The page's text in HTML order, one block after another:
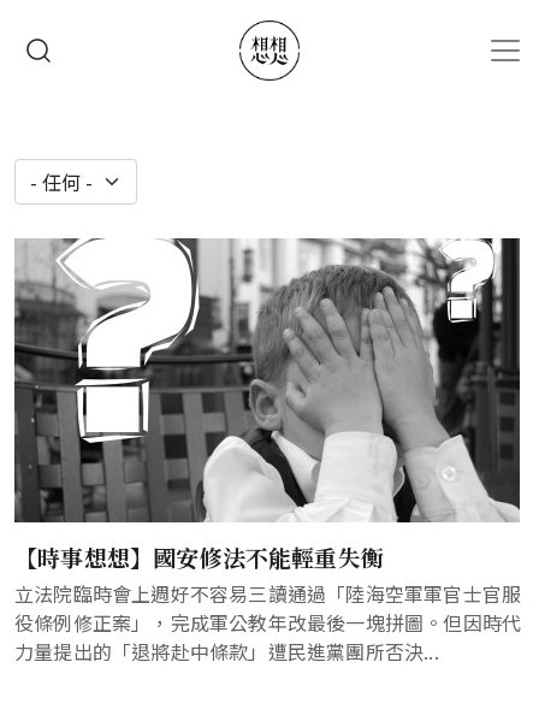
【時事想想】國安修法不能輕重失衡
立法院臨時會上週好不容易三讀通過「陸海空軍軍官士官服
役條例修正案」，完成軍公教年改最後一塊拼圖。但因時代
力量提出的「退將赴中條款」遭民進黨團所否決...